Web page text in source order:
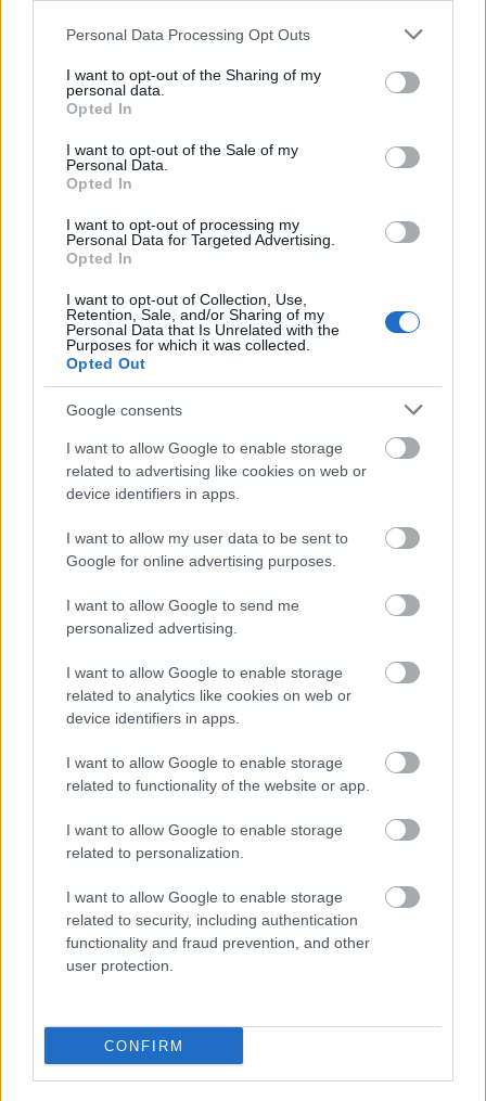
Please note that this website/app uses one or more Google
not limited to your visit or usage behaviour. You may click to
grant or deny consent to Google and its third-party tags to
use your data for below specified purposes in below Google
consent section.
Personal Data Processing Opt Outs
I want to opt-out of the Sharing of my
personal data.
Opted In
I want to opt-out of the Sale of my
Personal Data.
Opted In
I want to opt-out of processing my
Personal Data for Targeted Advertising.
Opted In
I want to opt-out of Collection, Use,
Retention, Sale, and/or Sharing of my
Personal Data that Is Unrelated with the
Purposes for which it was collected.
Opted Out
Google consents
I want to allow Google to enable storage
related to advertising like cookies on web or
device identifiers in apps.
I want to allow my user data to be sent to
Google for online advertising purposes.
I want to allow Google to send me
personalized advertising.
I want to allow Google to enable storage
related to analytics like cookies on web or
device identifiers in apps.
I want to allow Google to enable storage
related to functionality of the website or app.
I want to allow Google to enable storage
related to personalization.
I want to allow Google to enable storage
related to security, including authentication
functionality and fraud prevention, and other
user protection.
CONFIRM
MAGYAR ÉPÍTŐK
Város-Teampannon Kereskedelmi és Szolgáltató Kft.
Indulhat a Honvéd tér megújításának tervezése, ahol a
középpontba.
Történelmi táj, amelynek minden köve
M1 bővítés: már zajlik a teljesen új
Bicske Kelet csomópont építése
Új gyalogosátkelők és jelzőlámpás
Másfélszeresére bővítik